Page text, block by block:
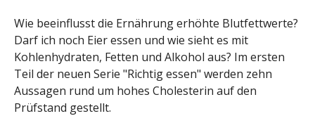
Wie beeinflusst die Ernährung erhöhte Blutfettwerte?
Darf ich noch Eier essen und wie sieht es mit
Kohlenhydraten, Fetten und Alkohol aus? Im ersten
Teil der neuen Serie "Richtig essen" werden zehn
Aussagen rund um hohes Cholesterin auf den
Prüfstand gestellt.